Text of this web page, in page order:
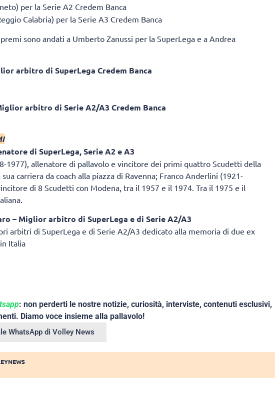
per la Serie A2 Credem Banca
Calabria) per la Serie A3 Credem Banca
sono andati a Umberto Zanussi per la SuperLega e a Andrea
arbitro di SuperLega Credem Banca
arbitro di Serie A2/A3 Credem Banca
di SuperLega, Serie A2 e A3
1977), allenatore di pallavolo e vincitore dei primi quattro Scudetti della
carriera da coach alla piazza di Ravenna; Franco Anderlini (1921-
di 8 Scudetti con Modena, tra il 1957 e il 1974. Tra il 1975 e il
– Miglior arbitro di SuperLega e di Serie A2/A3
arbitri di SuperLega e di Serie A2/A3 dedicato alla memoria di due ex
Italia
: non perderti le nostre notizie, curiosità, interviste, contenuti esclusivi,
Diamo voce insieme alla pallavolo!
WhatsApp di Volley News